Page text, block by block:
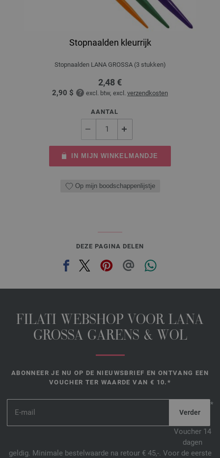
Stopnaalden kleurrijk
Stopnaalden LANA GROSSA (3 stukken)
2,48 €
2,90 $ excl. btw, excl. verzendkosten
AANTAL
IN MIJN WINKELMANDJE
Op mijn boodschappenlijstje
DEZE PAGINA DELEN
FILATI WEBSHOP VOOR LANA
GROSSA GARENS & WOL
ABONNEER JE NU OP DE NIEUWSBRIEF EN ONTVANG EEN
VOUCHER TER WAARDE VAN € 10.*
*
Voucher 14
dagen
geldig. Minimale bestelwaarde na retour € 45,-. Voor de eerste